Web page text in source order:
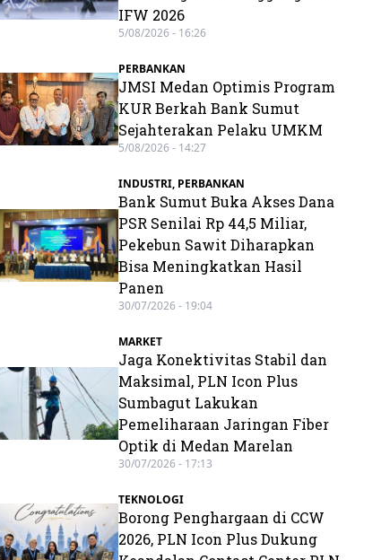
IFW 2026
5/08/2026 - 16:26
PERBANKAN
JMSI Medan Optimis Program
KUR Berkah Bank Sumut
Sejahterakan Pelaku UMKM
5/08/2026 - 14:27
INDUSTRI, PERBANKAN
Bank Sumut Buka Akses Dana
PSR Senilai Rp 44,5 Miliar,
Pekebun Sawit Diharapkan
Bisa Meningkatkan Hasil
Panen
30/07/2026 - 19:04
MARKET
Jaga Konektivitas Stabil dan
Maksimal, PLN Icon Plus
Sumbagut Lakukan
Pemeliharaan Jaringan Fiber
Optik di Medan Marelan
30/07/2026 - 17:13
TEKNOLOGI
Borong Penghargaan di CCW
2026, PLN Icon Plus Dukung